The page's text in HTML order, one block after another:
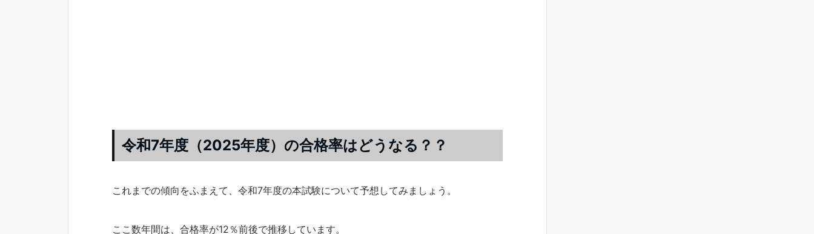
令和7年度（2025年度）の合格率はどうなる？？
これまでの傾向をふまえて、令和7年度の本試験について予想してみましょう。
ここ数年間は、合格率が12％前後で推移しています。